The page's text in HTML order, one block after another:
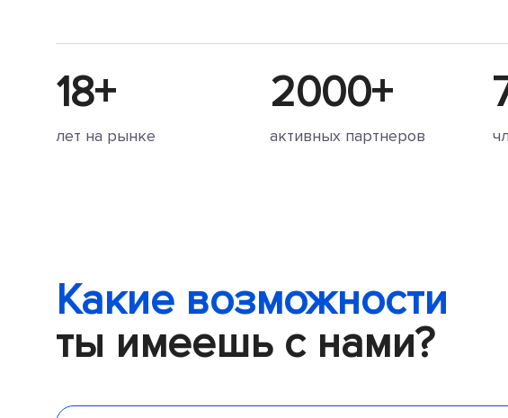
18+
лет на рынке
2000+
активных партнеров
Какие возможности
ты имеешь с нами?